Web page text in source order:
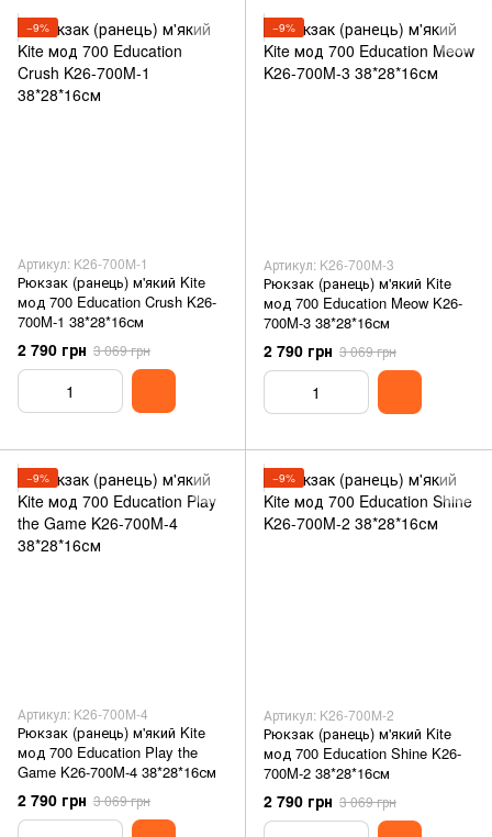
−9%
Артикул: K26-700M-1
Рюкзак (ранець) м'який Kite
мод 700 Education Crush K26-
700M-1 38*28*16см
2 790 грн 3 069 грн
−9%
Артикул: K26-700M-3
Рюкзак (ранець) м'який Kite
мод 700 Education Meow K26-
700M-3 38*28*16см
2 790 грн 3 069 грн
−9%
Артикул: K26-700M-4
Рюкзак (ранець) м'який Kite
мод 700 Education Play the
Game K26-700M-4 38*28*16см
2 790 грн 3 069 грн
−9%
Артикул: K26-700M-2
Рюкзак (ранець) м'який Kite
мод 700 Education Shine K26-
700M-2 38*28*16см
2 790 грн 3 069 грн